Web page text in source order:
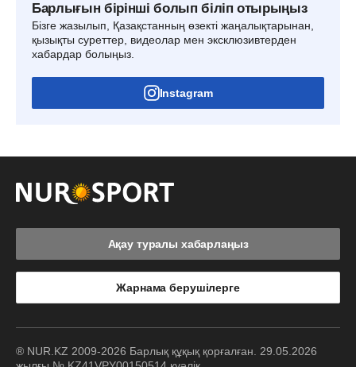
Барлығын бірінші болып біліп отырыңыз
Бізге жазылып, Қазақстанның өзекті жаңалықтарынан,
қызықты суреттер, видеолар мен эксклюзивтерден
хабардар болыңыз.
Instagram
Ақау туралы хабарлаңыз
Жарнама берушілерге
® NUR.KZ 2009-2026 Барлық құқық қорғалған. 29.05.2026